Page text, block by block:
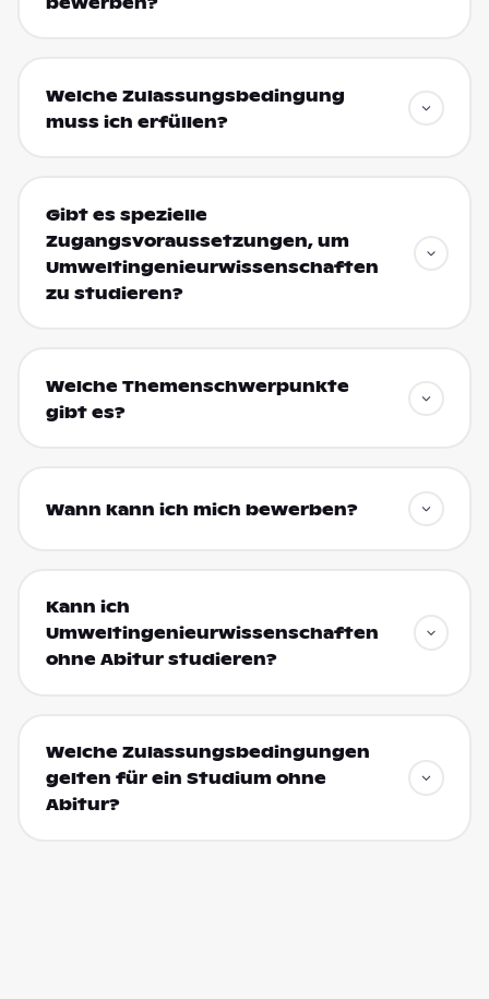
Welche Zulassungsbedingung
muss ich erfüllen?
Gibt es spezielle
Zugangsvoraussetzungen, um
Umweltingenieurwissenschaften
zu studieren?
Welche Themenschwerpunkte
gibt es?
Wann kann ich mich bewerben?
Kann ich
Umweltingenieurwissenschaften
ohne Abitur studieren?
Welche Zulassungsbedingungen
gelten für ein Studium ohne
Abitur?